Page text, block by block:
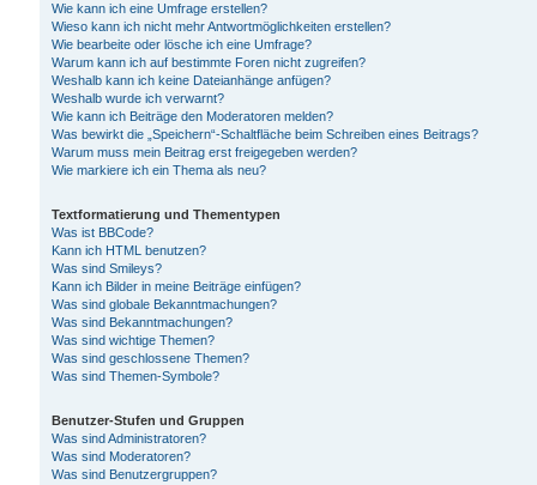
Wie kann ich eine Umfrage erstellen?
Wieso kann ich nicht mehr Antwortmöglichkeiten erstellen?
Wie bearbeite oder lösche ich eine Umfrage?
Warum kann ich auf bestimmte Foren nicht zugreifen?
Weshalb kann ich keine Dateianhänge anfügen?
Weshalb wurde ich verwarnt?
Wie kann ich Beiträge den Moderatoren melden?
Was bewirkt die „Speichern“-Schaltfläche beim Schreiben eines Beitrags?
Warum muss mein Beitrag erst freigegeben werden?
Wie markiere ich ein Thema als neu?
Textformatierung und Thementypen
Was ist BBCode?
Kann ich HTML benutzen?
Was sind Smileys?
Kann ich Bilder in meine Beiträge einfügen?
Was sind globale Bekanntmachungen?
Was sind Bekanntmachungen?
Was sind wichtige Themen?
Was sind geschlossene Themen?
Was sind Themen-Symbole?
Benutzer-Stufen und Gruppen
Was sind Administratoren?
Was sind Moderatoren?
Was sind Benutzergruppen?